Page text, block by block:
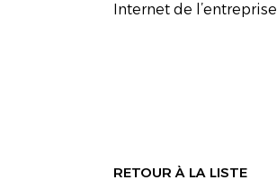
Internet de l’entreprise
RETOUR À LA LISTE